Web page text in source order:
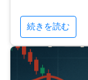
続きを読む